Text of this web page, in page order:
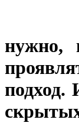
нужно,
подход.